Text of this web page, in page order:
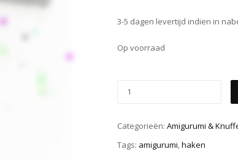
3-5 dagen levertijd indien in
Op voorraad
Categorieën: Amigurumi &
Tags: amigurumi,haken